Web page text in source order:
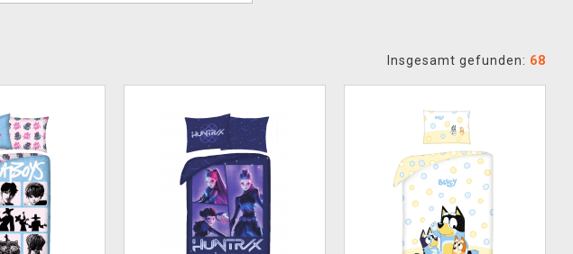
Insgesamt gefunden: 68